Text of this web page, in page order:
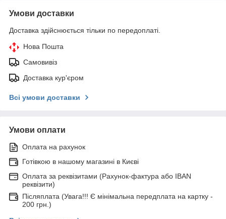
Умови доставки
Доставка здійснюється тільки по передоплаті.
Нова Пошта
Самовивіз
Доставка кур'єром
Всі умови доставки
Умови оплати
Оплата на рахунок
Готівкою в нашому магазині в Києві
Оплата за реквізитами (Рахунок-фактура або IBAN
реквізити)
Післяплата (Увага!!! Є мінімальна передплата на картку -
200 грн.)